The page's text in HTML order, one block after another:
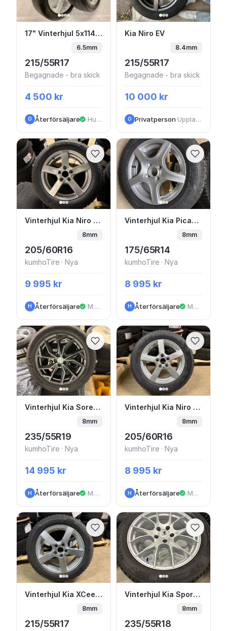
17" Vinterhjul 5x114.3 M+S Kia Optima
17" Vinterhjul 5x114.3 M+S Kia Optima TPMS 215/55R17 Kumho
6.5mm
215/55R17
Begagnade - bra skick
4 500 kr
O Återförsäljare · Huskvarna
Kia Niro EV
Kia Niro EV
8.4mm
215/55R17
Begagnade - bra skick
10 000 kr
O Privatperson· Upplands Väsby
Vinterhjul Kia Niro 16” Friktion
Vinterhjul Kia Niro 16” Friktion
8mm
205/60R16
kumhoTire · Nya
9 995 kr
H Återförsäljare · Malmö
Vinterhjul Kia Picanto
Vinterhjul Kia Picanto 14”
8mm
175/65R14
kumhoTire · Nya
8 995 kr
H Återförsäljare · Malmö
Vinterhjul Kia Sorento 19” Friktion
Vinterhjul Kia Sorento 19” Friktion
8mm
235/55R19
kumhoTire · Nya
14 995 kr
H Återförsäljare · Malmö
Vinterhjul Kia Niro
Vinterhjul Kia Niro 16” Friktion
8mm
205/60R16
kumhoTire · Nya
8 995 kr
H Återförsäljare · Malmö
Vinterhjul Kia XCeed 17” Friktion
Vinterhjul Kia XCeed 17” Friktion
8mm
215/55R17
Vinterhjul Kia Vinterhjul Kia Sportage 18” Friktion
8mm
235/55R18